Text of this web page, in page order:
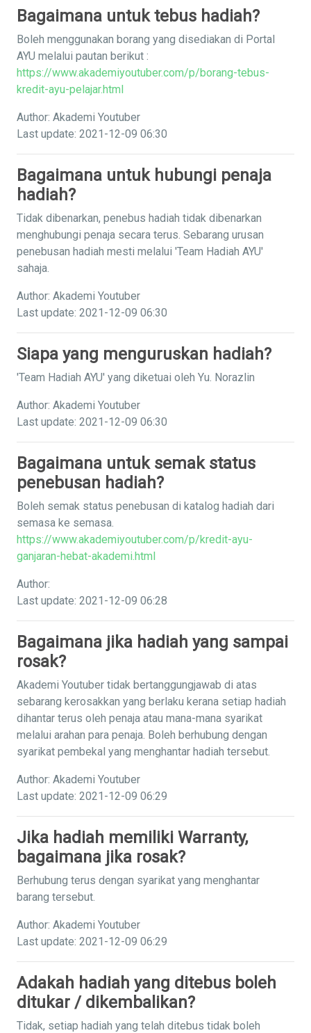
Bagaimana untuk tebus hadiah?
Boleh menggunakan borang yang disediakan di Portal
AYU melalui pautan berikut :
https://www.akademiyoutuber.com/p/borang-tebus-
kredit-ayu-pelajar.html
Author: Akademi Youtuber
Last update: 2021-12-09 06:30
Bagaimana untuk hubungi penaja
hadiah?
Tidak dibenarkan, penebus hadiah tidak dibenarkan
menghubungi penaja secara terus. Sebarang urusan
penebusan hadiah mesti melalui 'Team Hadiah AYU'
sahaja.
Author: Akademi Youtuber
Last update: 2021-12-09 06:30
Siapa yang menguruskan hadiah?
'Team Hadiah AYU' yang diketuai oleh Yu. Norazlin
Author: Akademi Youtuber
Last update: 2021-12-09 06:30
Bagaimana untuk semak status
penebusan hadiah?
Boleh semak status penebusan di katalog hadiah dari
semasa ke semasa.
https://www.akademiyoutuber.com/p/kredit-ayu-
ganjaran-hebat-akademi.html
Author:
Last update: 2021-12-09 06:28
Bagaimana jika hadiah yang sampai
rosak?
Akademi Youtuber tidak bertanggungjawab di atas
sebarang kerosakkan yang berlaku kerana setiap hadiah
dihantar terus oleh penaja atau mana-mana syarikat
melalui arahan para penaja. Boleh berhubung dengan
syarikat pembekal yang menghantar hadiah tersebut.
Author: Akademi Youtuber
Last update: 2021-12-09 06:29
Jika hadiah memiliki Warranty,
bagaimana jika rosak?
Berhubung terus dengan syarikat yang menghantar
barang tersebut.
Author: Akademi Youtuber
Last update: 2021-12-09 06:29
Adakah hadiah yang ditebus boleh
ditukar / dikembalikan?
Tidak, setiap hadiah yang telah ditebus tidak boleh